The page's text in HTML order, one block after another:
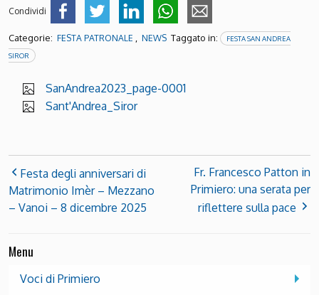
Condividi
Categorie: FESTA PATRONALE NEWS Taggato in:
FESTA SAN ANDREA
SIROR
SanAndrea2023_page-0001
Sant'Andrea_Siror
Festa degli anniversari di
Matrimonio Imèr – Mezzano
– Vanoi – 8 dicembre 2025
Fr. Francesco Patton in
Primiero: una serata per
riflettere sulla pace
Menu
Voci di Primiero